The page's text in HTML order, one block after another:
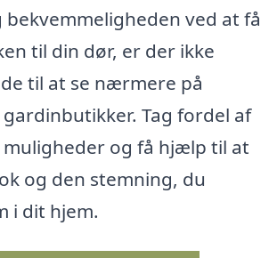
ved at få
til din dør, er der ikke
til at se nærmere på
Tag fordel af
muligheder og få hjælp til at
og den stemning, du
i dit hjem.